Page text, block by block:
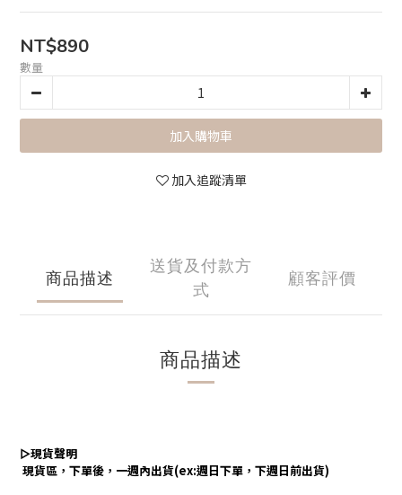
NT$890
數量
加入購物車
加入追蹤清單
商品描述
送貨及付款方
式
顧客評價
商品描述
▻現貨聲明
現貨區，下單後，一週內出貨(ex:週日下單，下週日前出貨)